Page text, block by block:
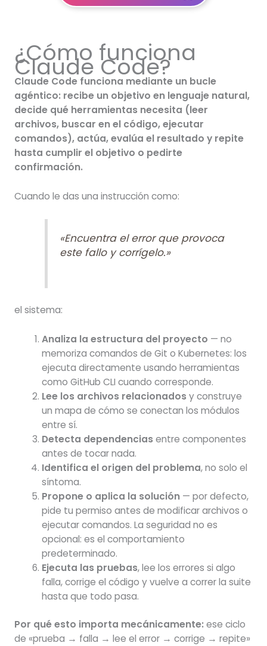
¿Cómo funciona
Claude Code?
Claude Code funciona mediante un bucle
agéntico: recibe un objetivo en lenguaje natural,
decide qué herramientas necesita (leer
archivos, buscar en el código, ejecutar
comandos), actúa, evalúa el resultado y repite
hasta cumplir el objetivo o pedirte
confirmación.
Cuando le das una instrucción como:
«Encuentra el error que provoca
este fallo y corrígelo.»
el sistema:
Analiza la estructura del proyecto — no
memoriza comandos de Git o Kubernetes: los
ejecuta directamente usando herramientas
como GitHub CLI cuando corresponde.
Lee los archivos relacionados y construye
un mapa de cómo se conectan los módulos
entre sí.
Detecta dependencias entre componentes
antes de tocar nada.
Identifica el origen del problema, no solo el
síntoma.
Propone o aplica la solución — por defecto,
pide tu permiso antes de modificar archivos o
ejecutar comandos. La seguridad no es
opcional: es el comportamiento
predeterminado.
Ejecuta las pruebas, lee los errores si algo
falla, corrige el código y vuelve a correr la suite
hasta que todo pasa.
Por qué esto importa mecánicamente: ese ciclo
de «prueba → falla → lee el error → corrige → repite»